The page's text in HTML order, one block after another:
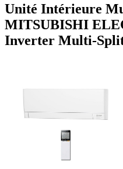
Unité Intérieure
MITSUBISHI
Inverter Multi-